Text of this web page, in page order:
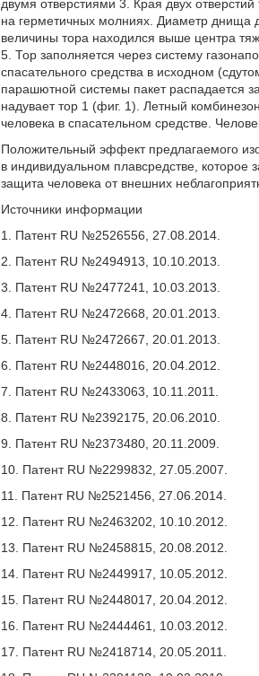
двумя отверстиями 3. Края двух
на герметичных молниях. Диаметр днища
величины тора находился выше центра
5. Тор заполняется через систему
спасательного средства в исходном
парашютной системы пакет распадается
надувает тор 1 (фиг. 1). Летный
человека в спасательном средстве.
Положительный эффект предлагаемого
в индивидуальном плавсредстве, которое
защита человека от внешних
Источники информации
1. Патент RU №2526556, 27.08.2014.
2. Патент RU №2494913, 10.10.2013.
3. Патент RU №2477241, 10.03.2013.
4. Патент RU №2472668, 20.01.2013.
5. Патент RU №2472667, 20.01.2013.
6. Патент RU №2448016, 20.04.2012.
7. Патент RU №2433063, 10.11.2011.
8. Патент RU №2392175, 20.06.2010.
9. Патент RU №2373480, 20.11.2009.
10. Патент RU №2299832, 27.05.2007.
11. Патент RU №2521456, 27.06.2014.
12. Патент RU №2463202, 10.10.2012.
13. Патент RU №2458815, 20.08.2012.
14. Патент RU №2449917, 10.05.2012.
15. Патент RU №2448017, 20.04.2012.
16. Патент RU №2444461, 10.03.2012.
17. Патент RU №2418714, 20.05.2011.